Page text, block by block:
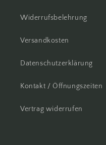
Widerrufsbelehrung
Versandkosten
Datenschutzerklärung
Kontakt / Öffnungszeiten
Vertrag widerrufen